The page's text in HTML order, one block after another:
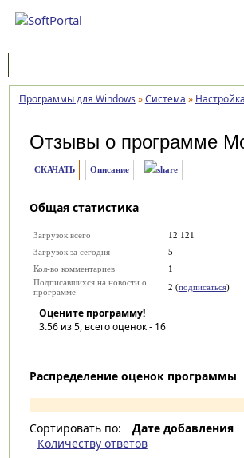
Программы для Windows »Система »
Отзывы о программе
СКАЧАТЬ Описание
Общая статистика
Загрузок всего
12 121
Загрузок за сегодня
5
Кол-во комментариев
1
Подписавшихся на новости о
программе
2 (подписаться)
Оцените программу!
3.56из 5, всего оценок - 16
Распределение оценок программы
Сортировать по: Дате добавления
Количеству ответов